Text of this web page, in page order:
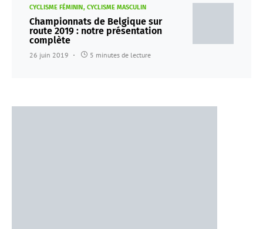
CYCLISME FÉMININ CYCLISME MASCULIN
Championnats de Belgique sur
route 2019 : notre présentation
complète
26 juin 2019 5 minutes de lecture